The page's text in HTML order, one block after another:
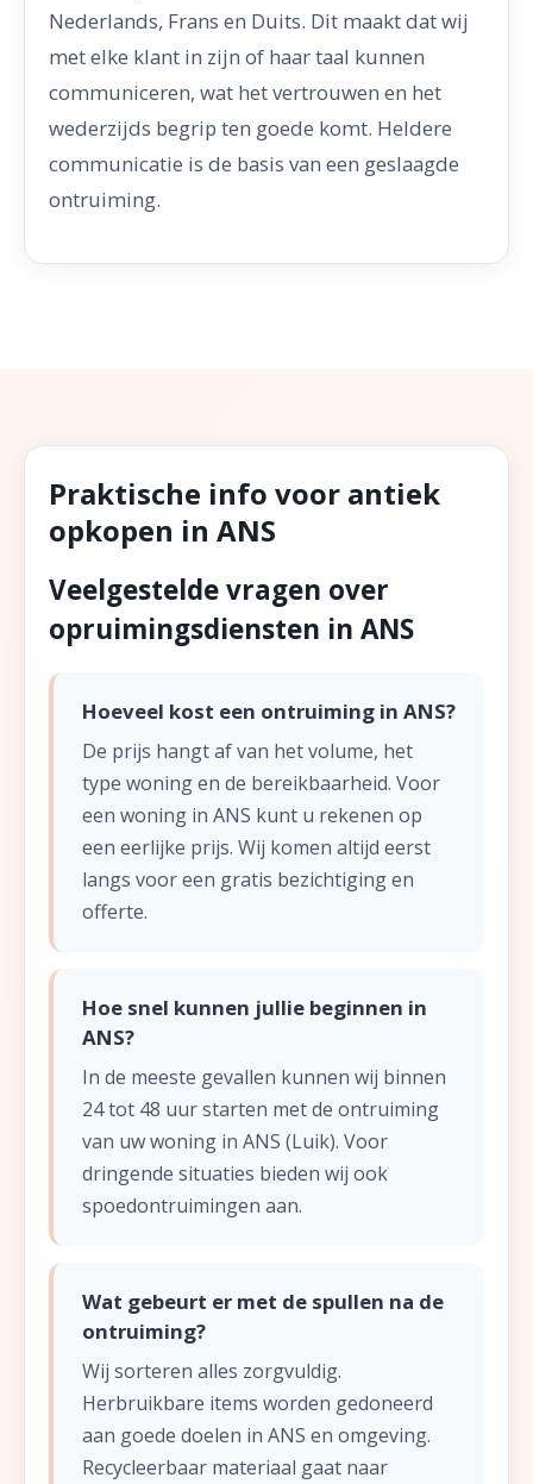
Nederlands, Frans en Duits. Dit maakt dat wij
met elke klant in zijn of haar taal kunnen
communiceren, wat het vertrouwen en het
wederzijds begrip ten goede komt. Heldere
communicatie is de basis van een geslaagde
ontruiming.
Praktische info voor antiek
opkopen in ANS
Veelgestelde vragen over
opruimingsdiensten in ANS
Hoeveel kost een ontruiming in ANS?
De prijs hangt af van het volume, het
type woning en de bereikbaarheid. Voor
een woning in ANS kunt u rekenen op
een eerlijke prijs. Wij komen altijd eerst
langs voor een gratis bezichtiging en
offerte.
Hoe snel kunnen jullie beginnen in
ANS?
In de meeste gevallen kunnen wij binnen
24 tot 48 uur starten met de ontruiming
van uw woning in ANS (Luik). Voor
dringende situaties bieden wij ook
spoedontruimingen aan.
Wat gebeurt er met de spullen na de
ontruiming?
Wij sorteren alles zorgvuldig.
Herbruikbare items worden gedoneerd
aan goede doelen in ANS en omgeving.
Recycleerbaar materiaal gaat naar